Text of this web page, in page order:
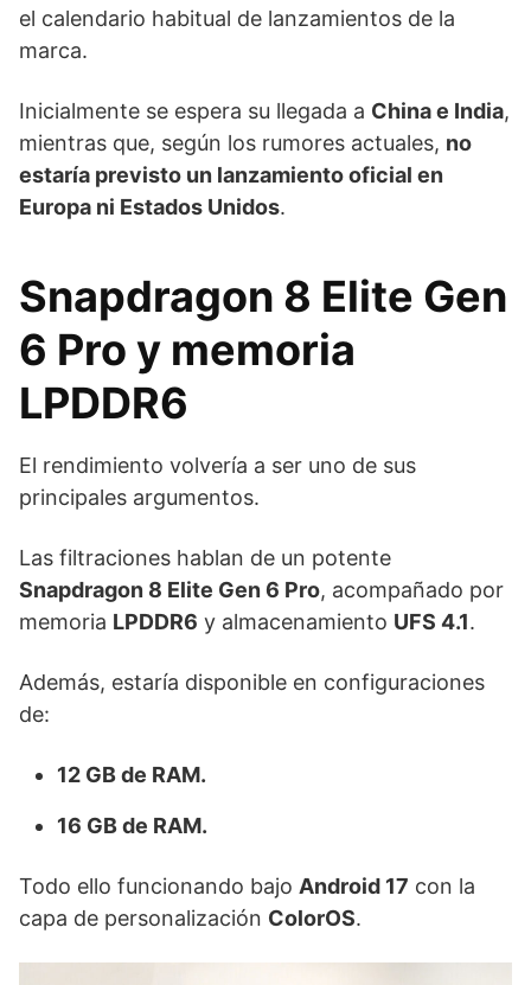
el calendario habitual de lanzamientos de la
marca.
Inicialmente se espera su llegada a China e India,
mientras que, según los rumores actuales, no
estaría previsto un lanzamiento oficial en
Europa ni Estados Unidos.
Snapdragon 8 Elite Gen
6 Pro y memoria
LPDDR6
El rendimiento volvería a ser uno de sus
principales argumentos.
Las filtraciones hablan de un potente
Snapdragon 8 Elite Gen 6 Pro, acompañado por
memoria LPDDR6 y almacenamiento UFS 4.1.
Además, estaría disponible en configuraciones
de:
12 GB de RAM.
16 GB de RAM.
Todo ello funcionando bajo Android 17 con la
capa de personalización ColorOS.